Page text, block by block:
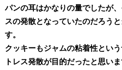
パンの耳はかなりの量でしたが
スの発散となっていたのだろう
す。
クッキーもジャムの粘着性とい
トレス発散が目的だったと思い